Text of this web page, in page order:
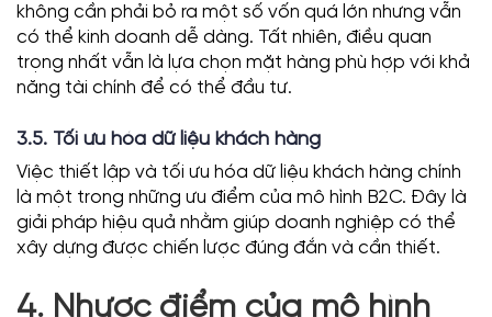
không cần phải bỏ ra một số vốn quá lớn nhưng vẫn
có thể kinh doanh dễ dàng. Tất nhiên, điều quan
trọng nhất vẫn là lựa chọn mặt hàng phù hợp với khả
năng tài chính để có thể đầu tư.
3.5. Tối ưu hóa dữ liệu khách hàng
Việc thiết lập và tối ưu hóa dữ liệu khách hàng chính
là một trong những ưu điểm của mô hình B2C. Đây là
giải pháp hiệu quả nhằm giúp doanh nghiệp có thể
xây dựng được chiến lược đúng đắn và cần thiết.
4. Nhược điểm của mô hình